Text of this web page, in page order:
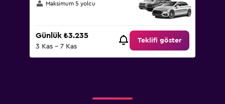
Maksimum 5 yolcu
Günlük ₺3.235
3 Kas - 7 Kas
Teklifi göster